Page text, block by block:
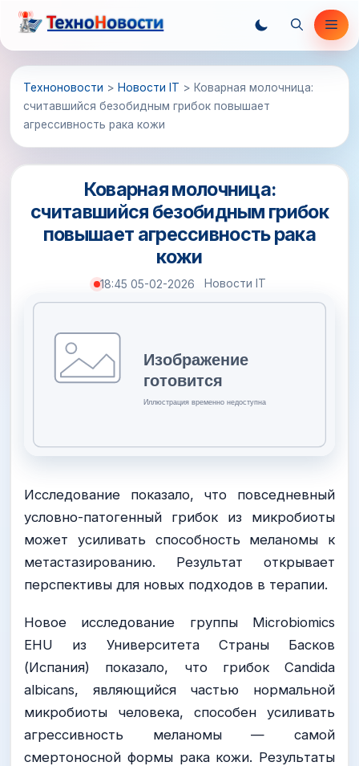
Перейти
содержимому
Техноновости > Новости IT > Коварная молочница:
считавшийся безобидным грибок повышает
агрессивность рака кожи
Коварная молочница:
считавшийся безобидным грибок
повышает агрессивность рака
кожи
18:45 05-02-2026 Новости IT
Исследование показало, что повседневный
условно-патогенный грибок из микробиоты
может усиливать способность меланомы к
метастазированию. Результат открывает
перспективы для новых подходов в терапии.
Новое исследование группы Microbiomics
EHU из Университета Страны Басков
(Испания) показало, что грибок Candida
albicans, являющийся частью нормальной
микробиоты человека, способен усиливать
агрессивность меланомы — самой
смертоносной формы рака кожи. Результаты